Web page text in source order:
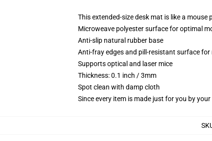
This extended-size desk mat is like a
Microweave polyester surface for optimal
Anti-slip natural rubber base
Anti-fray edges and pill-resistant surface
Supports optical and laser mice
Thickness: 0.1 inch / 3mm
Spot clean with damp cloth
Since every item is made just for you by